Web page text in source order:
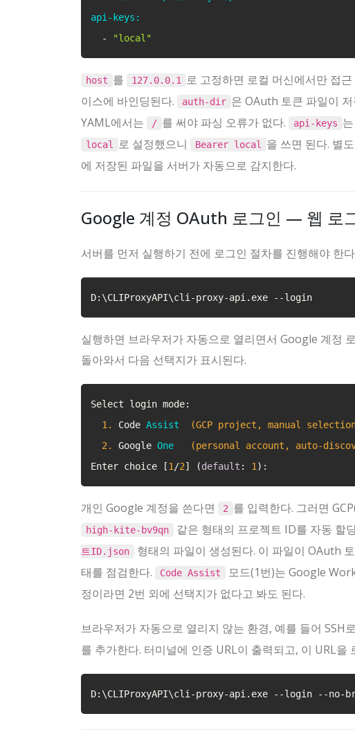
api-keys:
  -
"local"
host 를 127.0.0.1 로 고정하면 로컬 머신에서만 접
이스에 바인딩된다.
auth-dir 은 OAuth 토큰 파일이
YAML에서는
/ 를 써야 파싱 오류가 없다. api-keys
local 로 설정했으니 Bearer local 을 쓰면 된다. 별
에 저장된 파일을 서버가 자동으로 감지한다.
Google 계정 OAuth 로그인 — 웹 로
서버를 먼저 실행하기 전에 로그인 절차를 진행해야 한
D:\CLIProxyAPI\cli-proxy-api.exe --login
실행하면 브라우저가 자동으로 열리면서 Google 계정
돌아와서 다음 선택지가 표시된다.
Select login mode:
1.
Code Assist
(GCP project, manual
2.
Google One
(personal account, auto-
Enter choice [1 /2] (default : 1 ):
개인 Google 계정을 쓴다면 2 를 입력한다. 그러면
high-kite-bv9qn 같은 형태의 프로젝트 ID를 자동 할
트ID.json
형태의 파일이 생성된다. 이 파일이 OAuth
태를 점검한다.
Code Assist
모드(1번)는 Google
정이라면 2번 외에 선택지가 없다고 봐도 된다.
브라우저가 자동으로 열리지 않는 환경, 예를 들어 SSH
를 추가한다. 터미널에 인증 URL이 출력되고, 이 URL
D:\CLIProxyAPI\cli-proxy-api.exe --login --no-